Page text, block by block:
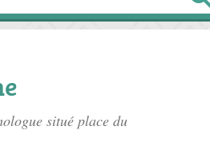
situé place du